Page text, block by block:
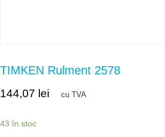
TIMKEN Rulment 2578
144,07 lei cu TVA
43 în stoc